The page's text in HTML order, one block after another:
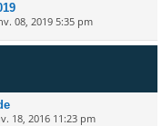
08, 2019 5:35 pm
18, 2016 11:23 pm